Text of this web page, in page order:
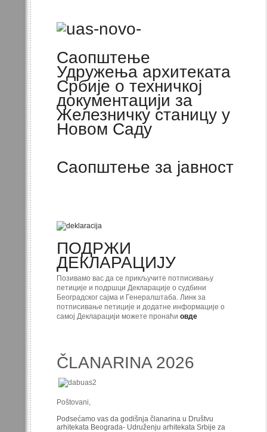
Саопштење
Удружења архитеката
Србије о техничкој
документацији за
Железничку станицу у
Новом Саду
Саопштење за јавност
ПОДРЖИ
ДЕКЛАРАЦИЈУ
Позивамо вас да се прикључите потписивању
петиције и подршци Декларације о судбини
Београдског сајма и Генералштаба. Линк за
потписивање петиције и додатне информације о
самој Декларацији можете пронаћи овде
ČLANARINA 2026
Poštovani,
Podsećamo vas da godišnja članarina u Društvu
arhitekata Beograda- Udruženju arhitekata Srbije za